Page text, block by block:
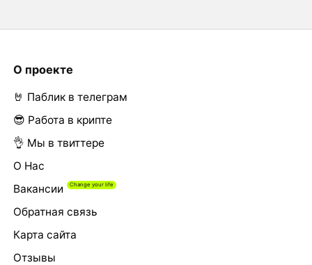
О проекте
🤘 Паблик в телеграм
😎 Работа в крипте
👌 Мы в твиттере
О Нас
Вакансии
Обратная связь
Карта сайта
Отзывы